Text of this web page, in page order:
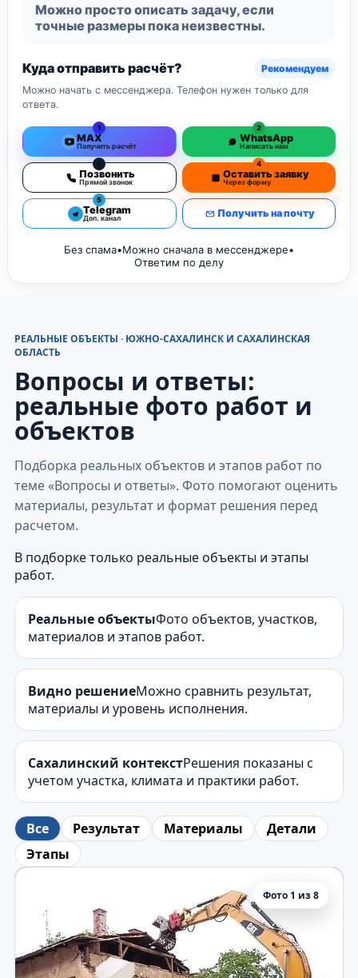
Можно просто описать задачу, если
точные размеры пока неизвестны.
Куда отправить расчёт?
Рекомендуем
Можно начать с мессенджера. Телефон нужен только для
ответа.
1
MAX
Получить расчёт
2
WhatsApp
Написать нам
3
Позвонить
Прямой звонок
4
Оставить заявку
Через форму
5
Telegram
Доп. канал Получить на почту
Без спама•Можно сначала в мессенджере•
Ответим по делу
РЕАЛЬНЫЕ ОБЪЕКТЫ · ЮЖНО-САХАЛИНСК И САХАЛИНСКАЯ
ОБЛАСТЬ
Вопросы и ответы:
реальные фото работ и
объектов
Подборка реальных объектов и этапов работ по
теме «Вопросы и ответы». Фото помогают оценить
материалы, результат и формат решения перед
расчетом.
В подборке только реальные объекты и этапы
работ.
Реальные объектыФото объектов, участков,
материалов и этапов работ.
Видно решениеМожно сравнить результат,
материалы и уровень исполнения.
Сахалинский контекстРешения показаны с
учетом участка, климата и практики работ.
Все Результат Материалы
Детали
Этапы
Фото 1 из 8